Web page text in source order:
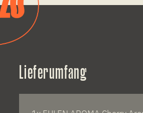
Lieferumfang